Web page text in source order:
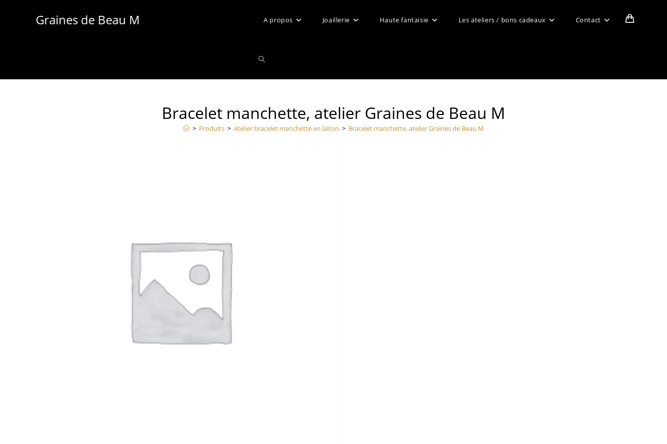
Graines de Beau M A propos Joaillerie Haute fantaisie Les ateliers / bons cadeaux Contact
Toggle
Bracelet manchette, atelier Graines de Beau M
> Produits > Atelier bracelet manchette en laiton > Bracelet manchette, atelier Graines de Beau M